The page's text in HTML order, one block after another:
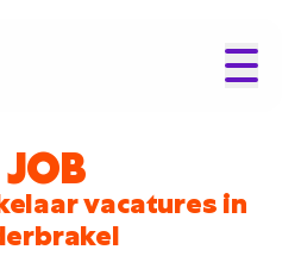
JOB
vacatures in